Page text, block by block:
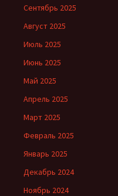
Сентябрь 2025
Август 2025
Июль 2025
Июнь 2025
Май 2025
Апрель 2025
Март 2025
Февраль 2025
Январь 2025
Декабрь 2024
Ноябрь 2024